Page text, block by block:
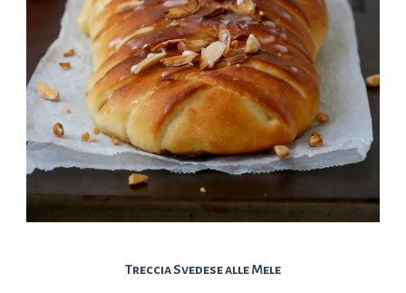
Treccia Svedese alle Mele